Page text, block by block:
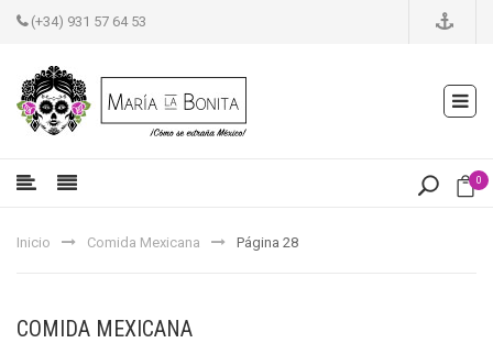
(+34) 931 57 64 53
0
Inicio Comida Mexicana Página 28
COMIDA MEXICANA